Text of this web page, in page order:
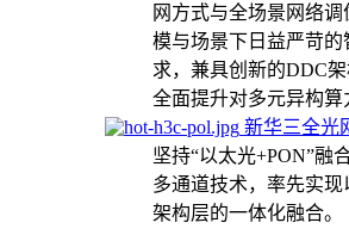
网方式与全场景网络
模与场景下日益严苛
求，兼具创新的DDC架
全面提升对多元异构算
新华三全光
坚持“以太光+PON”融
多通道技术，率先实
架构层的一体化融合。